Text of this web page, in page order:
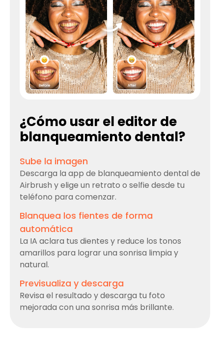
¿Cómo usar el editor de
blanqueamiento dental?
Sube la imagen
Descarga la app de blanqueamiento dental de
Airbrush y elige un retrato o selfie desde tu
teléfono para comenzar.
Blanquea los fientes de forma
automática
La IA aclara tus dientes y reduce los tonos
amarillos para lograr una sonrisa limpia y
natural.
Previsualiza y descarga
Revisa el resultado y descarga tu foto
mejorada con una sonrisa más brillante.